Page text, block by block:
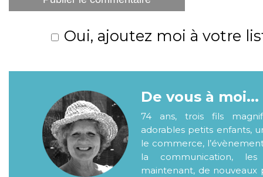
Oui, ajoutez moi à votre
De vous à moi...
74 ans, trois fils
adorables petits enfants,
le commerce,
la communication,
maintenant, de nouveaux